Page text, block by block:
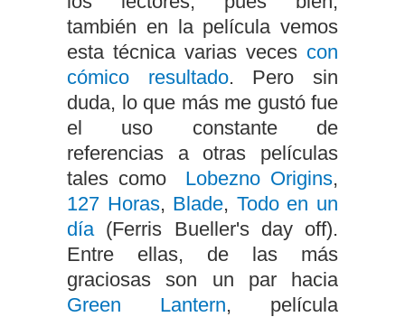
también en la película vemos
esta técnica varias veces con
cómico resultado. Pero sin
duda, lo que más me gustó fue
el uso constante de
referencias a otras películas
tales como
Lobezno Origins,
127 Horas, Blade, Todo en un
día (Ferris Bueller's day off).
Entre ellas, de las más
graciosas son un par hacia
Green Lantern, película